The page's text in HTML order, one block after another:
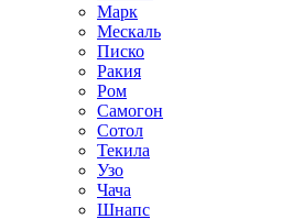
Марк
Мескаль
Писко
Ракия
Ром
Самогон
Сотол
Текила
Узо
Чача
Шнапс